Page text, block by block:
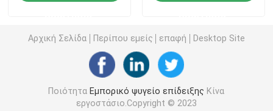
ψυκτήρας επίδειξης παγωτού
Δοχείο ψύξης επίδειξης Deli
Αρχική Σελίδα Περίπου εμείς επαφή Desktop Site
Ποιότητα Εμπορικό ψυγείο επίδειξης Κίνα
εργοστάσιο.Copyright © 2023